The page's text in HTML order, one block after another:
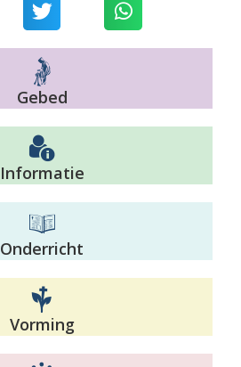
Gebed
Informatie
Onderricht
Vorming